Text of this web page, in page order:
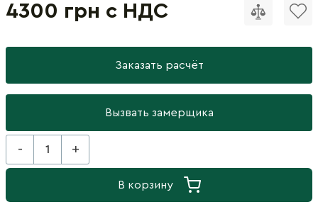
4300 грн с НДС
Заказать расчёт
Вызвать замерщика
- +
В корзину